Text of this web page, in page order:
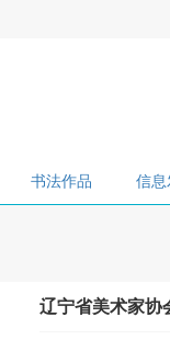
书法作品 信息
辽宁省美术家协